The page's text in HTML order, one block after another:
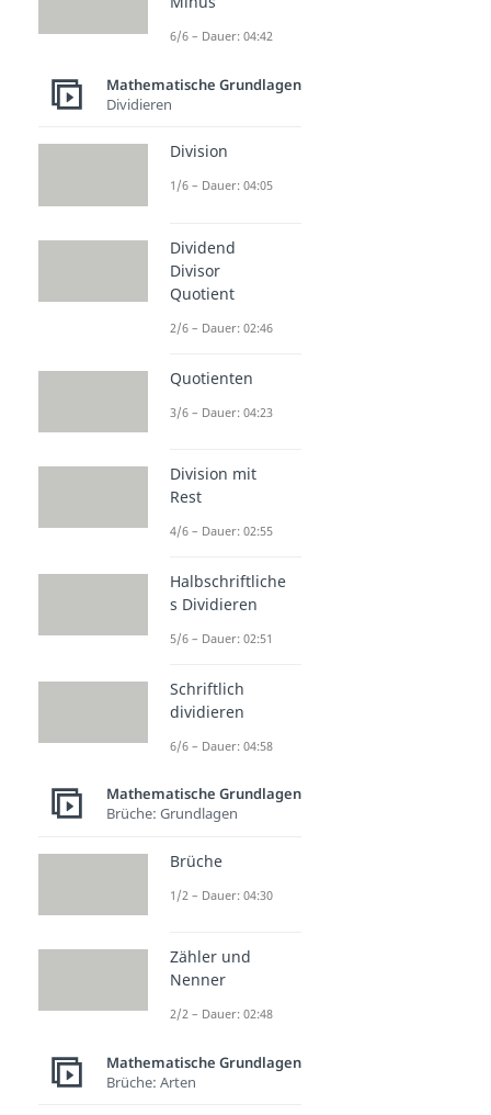
6/6 – Dauer: 04:42
Mathematische Grundlagen
Dividieren
Division
1/6 – Dauer: 04:05
Dividend
Divisor
Quotient
2/6 – Dauer: 02:46
Quotienten
3/6 – Dauer: 04:23
Division mit
Rest
4/6 – Dauer: 02:55
Halbschriftliche
s Dividieren
5/6 – Dauer: 02:51
Schriftlich
dividieren
6/6 – Dauer: 04:58
Mathematische Grundlagen
Brüche: Grundlagen
Brüche
1/2 – Dauer: 04:30
Zähler und
Nenner
2/2 – Dauer: 02:48
Mathematische Grundlagen
Brüche: Arten